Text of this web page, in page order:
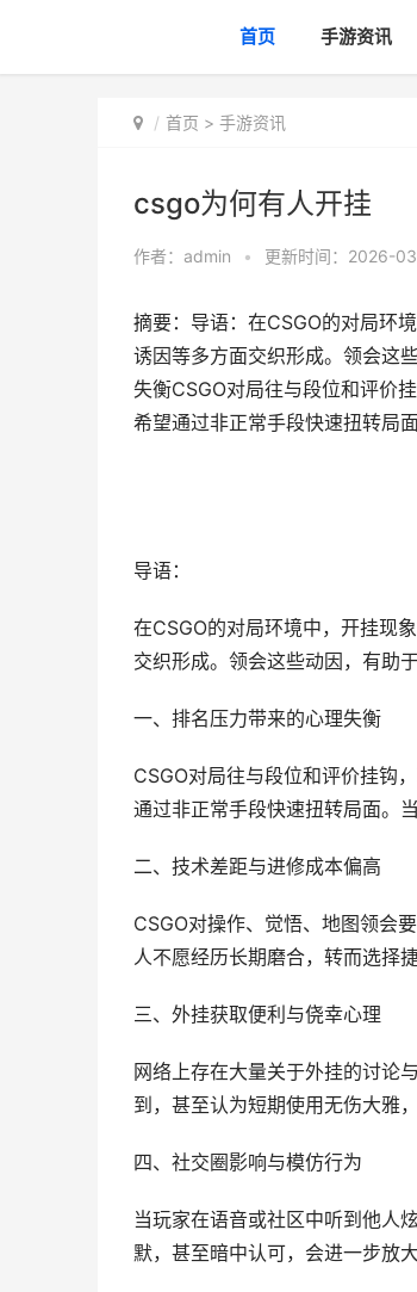
首页 手游资讯
首页 > 手游资讯
csgo为何有人开挂
作者： admin • 更新时间：2026-
摘要：导语：在CSGO的对局环
诱因等多方面交织形成。领会这
失衡CSGO对局往与段位和评价
希望通过非正常手段快速扭转局
导语：
在CSGO的对局环境中，开挂现
交织形成。领会这些动因，有助
一、排名压力带来的心理失衡
CSGO对局往与段位和评价挂钩
通过非正常手段快速扭转局面。
二、技术差距与进修成本偏高
CSGO对操作、觉悟、地图领会
人不愿经历长期磨合，转而选择
三、外挂获取便利与侥幸心理
网络上存在大量关于外挂的讨论
到，甚至认为短期使用无伤大雅
四、社交圈影响与模仿行为
当玩家在语音或社区中听到他人
默，甚至暗中认可，会进一步放